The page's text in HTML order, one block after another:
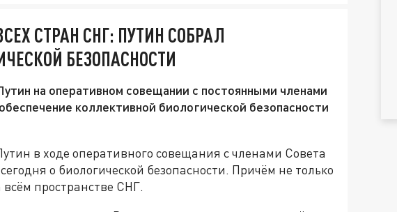
СТРАН СНГ: ПУТИН СОБРАЛ
БЕЗОПАСНОСТИ
на оперативном совещании с постоянными членами
коллективной биологической безопасности
в ходе оперативного совещания с членами Совета
о биологической безопасности. Причём не только
пространстве СНГ.